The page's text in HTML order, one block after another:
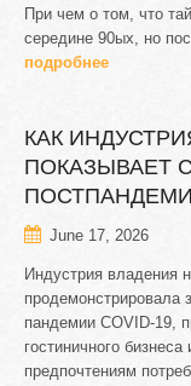
При чем о том, что
середине 90ых, но
подробнее
КАК
ПОКАЗЫВАЕТ
June 17, 2026
Индустрия
продемонстрировала
пандемии COVID-19,
гостиничного
предпочтениям